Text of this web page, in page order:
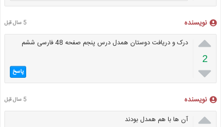
نویسنده 5 سال قبل

2

درک و دریافت دوستان همدل درس پنجم صفحه 48 فارسی ششم
پاسخ
نویسنده 5 سال قبل
 آن ها با هم همدل بودند